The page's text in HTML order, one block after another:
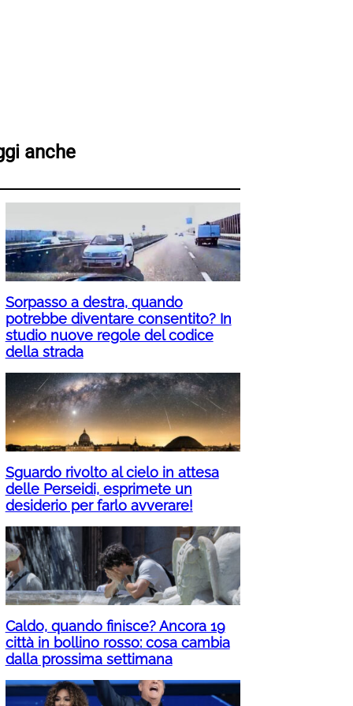
anche
Sorpasso a destra, quando
potrebbe diventare consentito? In
studio nuove regole del codice
della strada
Sguardo rivolto al cielo in attesa
delle Perseidi, esprimete un
desiderio per farlo avverare!
Caldo, quando finisce? Ancora 19
città in bollino rosso: cosa cambia
dalla prossima settimana